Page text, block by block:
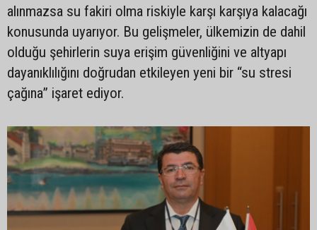
alınmazsa su fakiri olma riskiyle karşı karşıya kalacağı
konusunda uyarıyor. Bu gelişmeler, ülkemizin de dahil
olduğu şehirlerin suya erişim güvenliğini ve altyapı
dayanıklılığını doğrudan etkileyen yeni bir “su stresi
çağına” işaret ediyor.